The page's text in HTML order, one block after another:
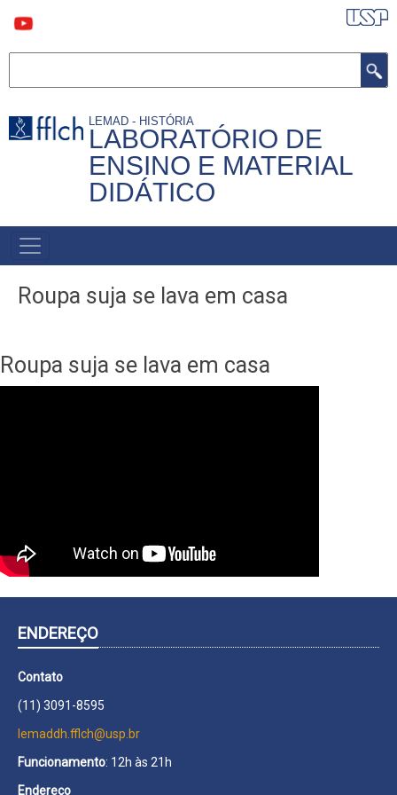
para
conteúdo
LEMAD - HISTÓRIA
LABORATÓRIO DE
ENSINO E MATERIAL
DIDÁTICO
MAIN
NAVIGATION
Roupa suja se lava em casa
Roupa suja se lava em casa
ENDEREÇO
Contato
(11) 3091-8595
lemaddh.fflch@usp.br
Funcionamento: 12h às 21h
Endereço